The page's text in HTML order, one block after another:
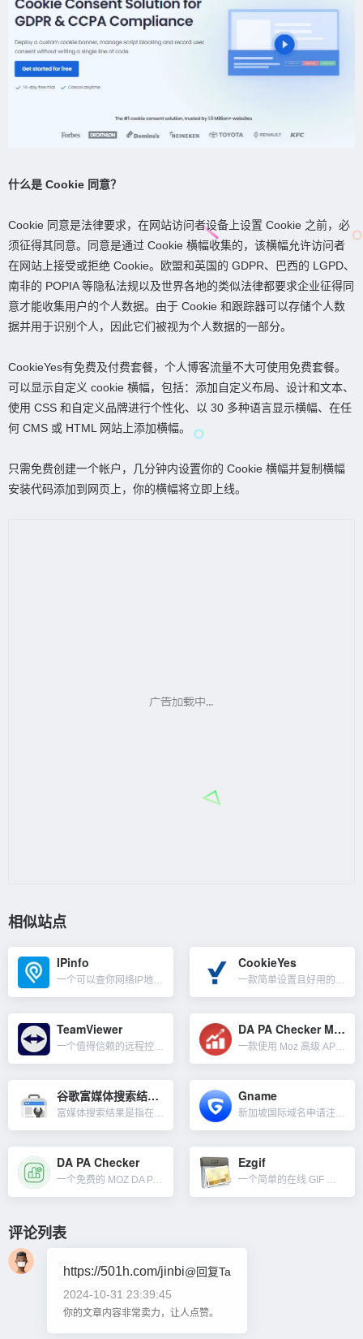
什么是 Cookie 同意？
Cookie 同意是法律要求，在网站访问者设备上设置 Cookie 之前，必
须征得其同意。同意是通过 Cookie 横幅收集的，该横幅允许访问者
在网站上接受或拒绝 Cookie。欧盟和英国的 GDPR、巴西的 LGPD、
南非的 POPIA 等隐私法规以及世界各地的类似法律都要求企业征得同
意才能收集用户的个人数据。由于 Cookie 和跟踪器可以存储个人数
据并用于识别个人，因此它们被视为个人数据的一部分。
CookieYes有免费及付费套餐，个人博客流量不大可使用免费套餐。
可以显示自定义 cookie 横幅，包括：添加自定义布局、设计和文本、
使用 CSS 和自定义品牌进行个性化、以 30 多种语言显示横幅、在任
何 CMS 或 HTML 网站上添加横幅。
只需免费创建一个帐户，几分钟内设置你的 Cookie 横幅并复制横幅
安装代码添加到网页上，你的横幅将立即上线。
相似站点
IPinfo CookieYes
TeamViewer
一个值得信赖的远程控制软件，通过TeamViewer的远程技术，可以从任何地方安全的访问设备，随时随地管理和监控你的IT。比如提供支持、解决问题并提供培训；支持全球的同事和客户；远程访问你需要的设备和...
DA PA Checker MOZ
一款使用 Moz 高级 API 开发的批量 DA PA 域名权重检查工具。我们可以用来检查网站的 DA与PA值还有垃圾邮件分数。 一次可以查询20条URL，单击一下检查按钮，很快就会获得结...
谷歌富媒体搜索结果测试
富媒体搜索结果是指在 Google 搜索上提供的与普通蓝色链接不同的用户体验。这类搜索结果可能包括轮换展示内容、图片以及其他非文字元素。与普通搜索结果的差异化展现可提升内容的点击率，测试结果会显示：在...
Gname
新加坡国际域名申请注册商，Gname提供便宜的域名和最可靠的服务，作为领先的域名注册商，为客户提供全球域名注册、抢注、交易、管理、API接口等服务。可查询优质的、有运营历史、有外部链接的权重老域名，与...
DA PA Checker
一个免费的 MOZ DA PA 页面权重检查工具。DA（Domain Authority）和 PA（Page Authority）是两个衡量网站和网页在搜索引擎中表现的指标。它们是 MOZ 开发的专有...
Ezgif
一个简单的在线 GIF 动画制作工具和用于基本动画 GIF 编辑的免费工具集。我们可以在此处创建、调整大小、裁剪、反转、优化 GIF 并将某些效果保存下载。除了GIF动画编辑外，其它一些功能如下：...
评论列表
https://501h.com/jinbi@回复Ta
2024-10-31 23:39:45
你的文章内容非常卖力，让人点赞。